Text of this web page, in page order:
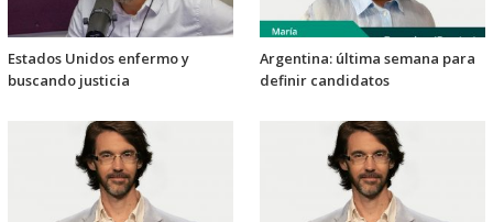
Estados Unidos enfermo y
buscando justicia
Argentina: última semana para
definir candidatos